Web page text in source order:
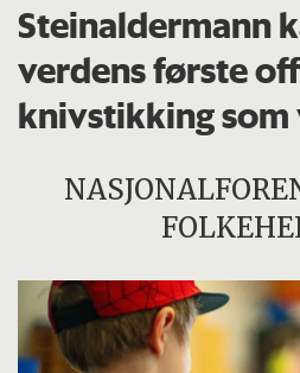
Steinaldermann
verdens første
knivstikking